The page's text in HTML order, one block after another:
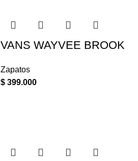
VANS WAYVEE BROOK
Zapatos
$399.000